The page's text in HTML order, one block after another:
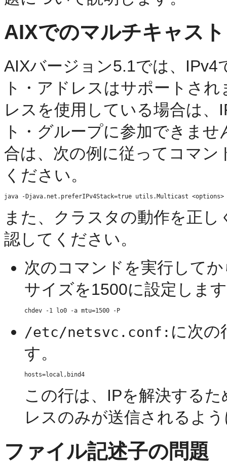
AIXでのマルチキャスト
AIXバージョン5.1では、
ト・アドレスはサポートさ
レスを使用している場合は
ト・グループに参加できま
合は、次の例に従ってコマ
ください。
また、クラスタの動作を正
認してください。
次のコマンドを実行して
サイズを1500に設定しま
/etc/netsvc.conf: に次の
す。
この行は、IPを解決する
レスのみが送信されるよ
ファイル記述子の問題